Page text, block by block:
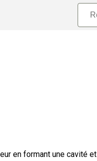
en formant une cavité et